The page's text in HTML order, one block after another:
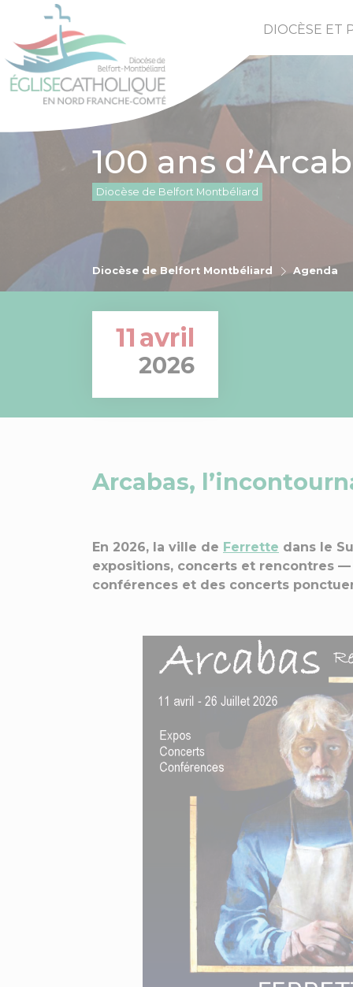
DIOCÈSE ET
100 ans
Diocèse de Belfort Montbéliard
Diocèse de Belfort Montbéliard Agenda
11 avril
2026
Arcabas,
En 2026, la ville de Ferrette dans le
expositions, concerts et rencontres
conférences et des concerts